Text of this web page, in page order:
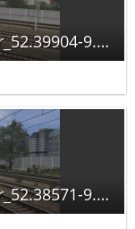
Screenshot_Hamburg to Hanover_52.39904-9.68956_13-43-20.jpg
Screenshot_Hamburg to Hanover_52.38571-9.73225_13-45-47.jpg